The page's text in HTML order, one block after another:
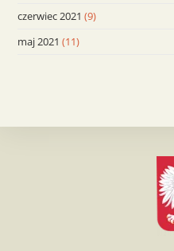
czerwiec 2021 (9)
maj 2021 (11)